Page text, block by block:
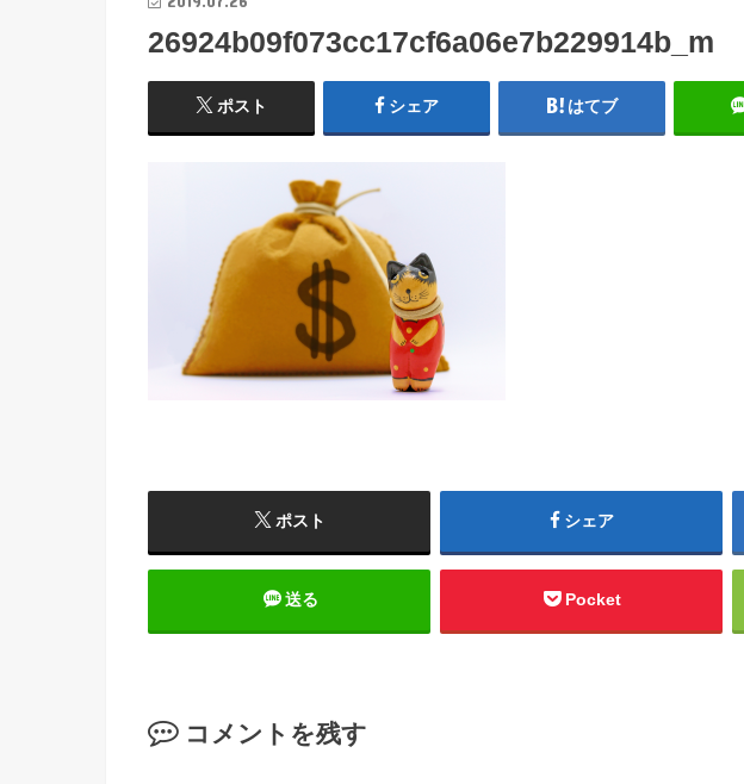
26924b09f073cc17cf6a06e7b229914b_m
ポスト シェア はてブ
ポスト シェア
送る Pocket
コメントを残す